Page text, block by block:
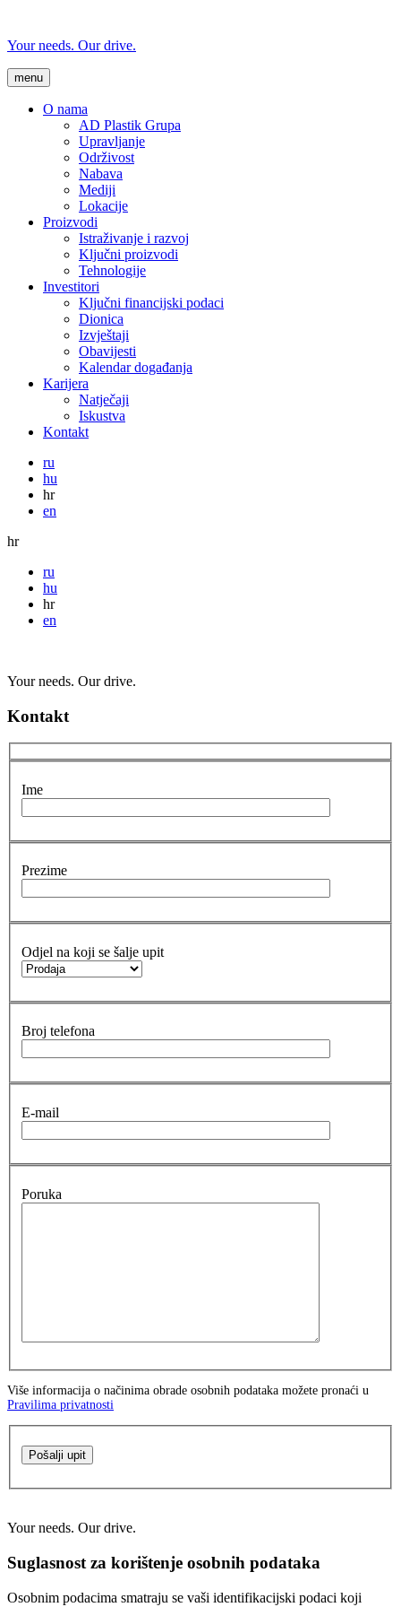
Your needs. Our drive.
menu
O nama
AD Plastik Grupa
Upravljanje
Održivost
Nabava
Mediji
Lokacije
Proizvodi
Istraživanje i razvoj
Ključni proizvodi
Tehnologije
Investitori
Ključni financijski podaci
Dionica
Izvještaji
Obavijesti
Kalendar događanja
Karijera
Natječaji
Iskustva
Kontakt
ru
hu
hr
en
hr
ru
hu
hr
en
Your needs. Our drive.
Kontakt
Ime
Prezime
Odjel na koji se šalje upit
Broj telefona
E-mail
Poruka
Više informacija o načinima obrade osobnih podataka možete pronaći u
Pravilima privatnosti
Pošalji upit
Your needs. Our drive.
Suglasnost za korištenje osobnih podataka
Osobnim podacima smatraju se vaši identifikacijski podaci koji